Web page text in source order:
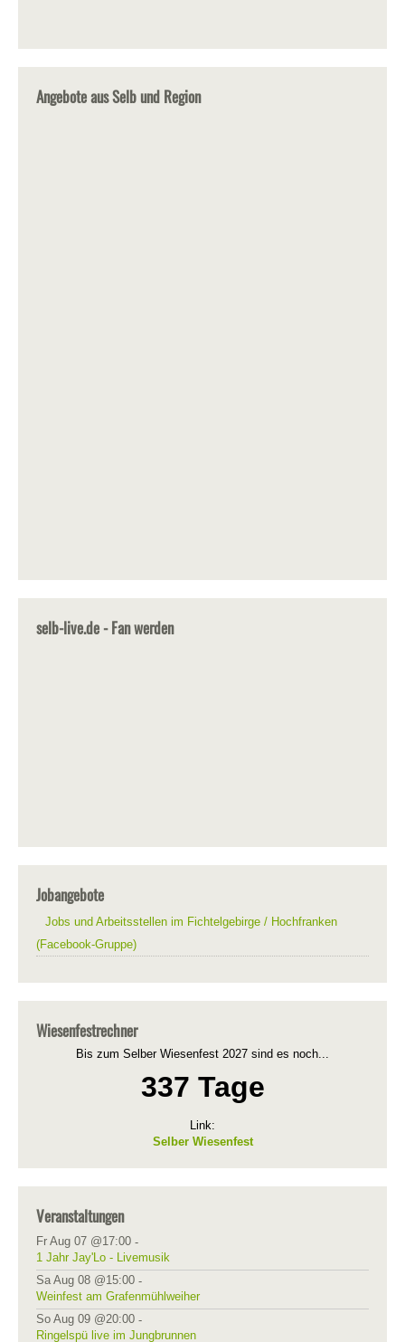
Angebote aus Selb und Region
selb-live.de - Fan werden
Jobangebote
Jobs und Arbeitsstellen im Fichtelgebirge / Hochfranken
(Facebook-Gruppe)
Wiesenfestrechner
Bis zum Selber Wiesenfest 2027 sind es noch...
337 Tage
Link:
Selber Wiesenfest
Veranstaltungen
Fr Aug 07 @17:00 -
1 Jahr Jay'Lo - Livemusik
Sa Aug 08 @15:00 -
Weinfest am Grafenmühlweiher
So Aug 09 @20:00 -
Ringelspü live im Jungbrunnen